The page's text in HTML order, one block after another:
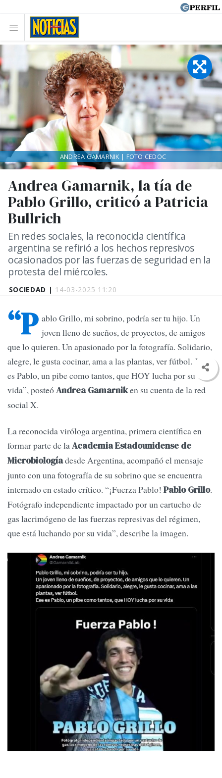
SOCIEDAD | 14-03-2025 11:20
Andrea Gamarnik, la tía de
Pablo Grillo, criticó a Patricia
Bullrich
En redes sociales, la reconocida científica
argentina se refirió a los hechos represivos
ocasionados por las fuerzas de seguridad en la
protesta del miércoles.
ANDREA GAMARNIK | FOTO:CEDOC
“P ablo Grillo, mi sobrino, podría ser tu hijo. Un
joven lleno de sueños, de proyectos, de amigos
que lo quieren. Un apasionado por la fotografía. Solidario,
alegre, le gusta cocinar, ama a las plantas, ver fútbol. Ese
es Pablo, un pibe como tantos, que HOY lucha por su
vida”, posteóAndrea Gamarniken su cuenta de la red
social X.
La reconocida viróloga argentina, primera científica en
formar parte de laAcademia Estadounidense de
Microbiologíadesde Argentina, acompañó el mensaje
junto con una fotografía de su sobrino que se encuentra
internado en estado crítico. “¡Fuerza Pablo! Pablo Grillo.
Fotógrafo independiente impactado por un cartucho de
gas lacrimógeno de las fuerzas represivas del régimen,
que está luchando por su vida”, describe la imagen.